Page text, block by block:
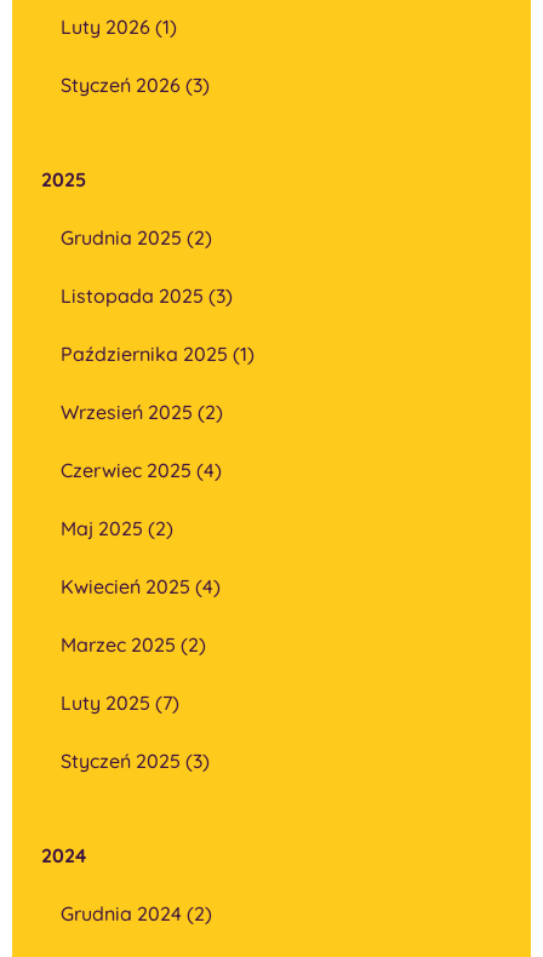
Luty 2026 (1)
Styczeń 2026 (3)
2025
Grudnia 2025 (2)
Listopada 2025 (3)
Października 2025 (1)
Wrzesień 2025 (2)
Czerwiec 2025 (4)
Maj 2025 (2)
Kwiecień 2025 (4)
Marzec 2025 (2)
Luty 2025 (7)
Styczeń 2025 (3)
2024
Grudnia 2024 (2)